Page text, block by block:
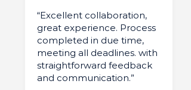
“Excellent collaboration,
great experience. Process
completed in due time,
meeting all deadlines. with
straightforward feedback
and communication.”